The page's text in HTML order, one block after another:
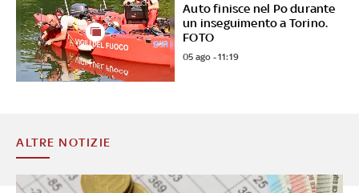
Auto finisce nel Po durante
un inseguimento a Torino.
FOTO
05 ago - 11:19
ALTRE NOTIZIE